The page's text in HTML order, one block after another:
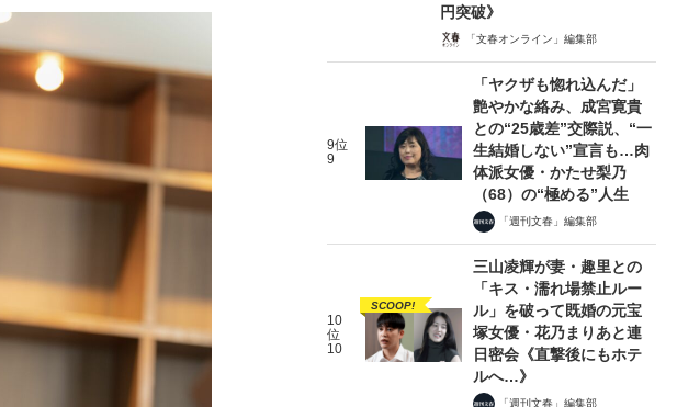
円突破》
「文春オンライン」編集部
9位
9
「ヤクザも惚れ込んだ」
艶やかな絡み、成宮寛貴
との“25歳差”交際説、“一
生結婚しない”宣言も…肉
体派女優・かたせ梨乃
（68）の“極める”人生
「週刊文春」編集部
10
位
10
SCOOP!
三山凌輝が妻・趣里との
「キス・濡れ場禁止ルー
ル」を破って既婚の元宝
塚女優・花乃まりあと連
日密会《直撃後にもホテ
ルへ…》
「週刊文春」編集部